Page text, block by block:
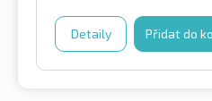
Detaily Přidat do